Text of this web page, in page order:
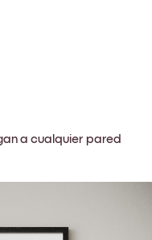
a cualquier pared